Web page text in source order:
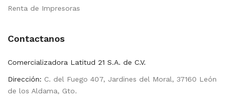
Renta de Impresoras
Contactanos
Comercializadora Latitud 21 S.A. de C.V.
Dirección: C. del Fuego 407, Jardines del Moral, 37160 León
de los Aldama, Gto.